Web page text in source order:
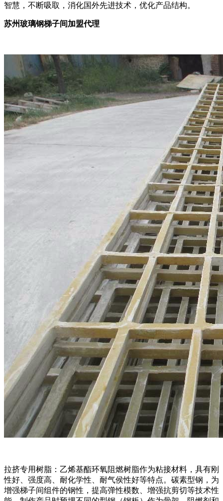
智慧，不断吸取，消化国外先进技术，优化产品结构。
苏州玻璃钢梯子间加盟代理
拉挤专用树脂：乙烯基酯环氧阻燃树脂作为粘接材料，具有刚
性好、强度高、耐化学性、耐气侯性好等特点。碳素型钢，为
增强梯子间组件的钢性，提高弹性模数、增强抗剪切等技术性